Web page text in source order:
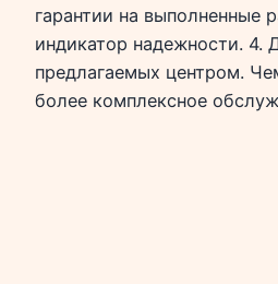
гарантии на выполненные
индикатор надежности. 4.
предлагаемых центром.
более комплексное